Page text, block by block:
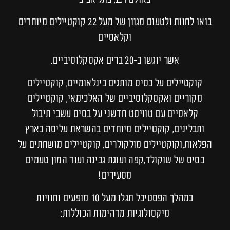
בואו לחוות ולטעום מגוון של מעל 22 קוקטיילים מיוחדים
וקלאסיים
אשר יוגשו ב-20 ברים אקסקלוסיביים.
קוקטיילים על בסיס מותגים בינלאומיים, קוקטיילים
מקוריים ואקסקלוסיביים של האלכימאי, קוקטיילים
קלאסיים עם טוויסט חדשני על בסיס עשבי תיבול
ותבלינים, קוקטיילים מיוחדים בהשראת עליסה בארץ
הפלאות,וקוקטיילים מולקולרים, קוקטיילים מושחתים על
בסיס של שוקולד,קפה ועוגת גבינה ועוד המון טעמים
מסעירים!
במהלך הפסטיבל תגלו מעל 10 מופעים וחוויות
מיקסולוגיות מדהימות הכוללות: